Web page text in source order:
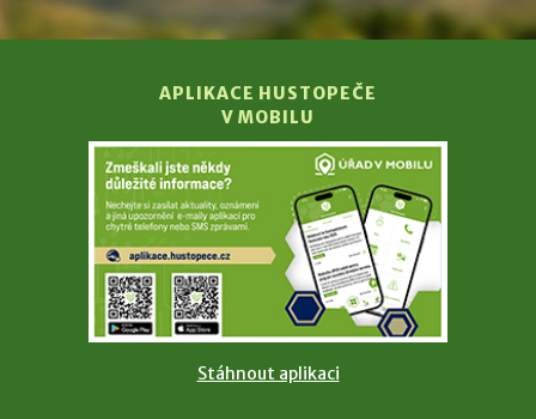
APLIKACE HUSTOPEČE
V MOBILU
Stáhnout aplikaci